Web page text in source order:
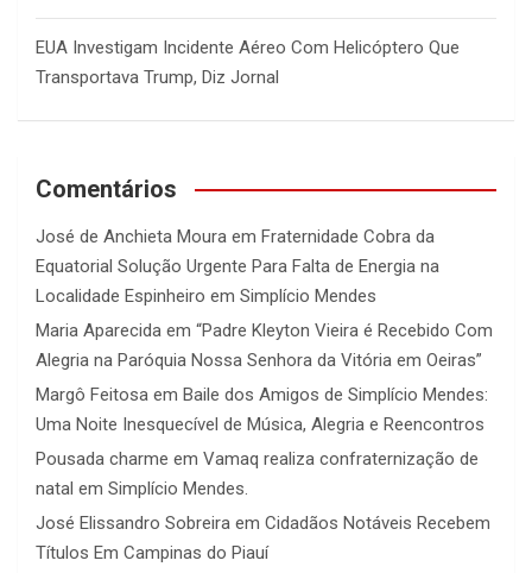
EUA Investigam Incidente Aéreo Com Helicóptero Que
Transportava Trump, Diz Jornal
Comentários
José de Anchieta Moura em Fraternidade Cobra da
Equatorial Solução Urgente Para Falta de Energia na
Localidade Espinheiro em Simplício Mendes
Maria Aparecida em “Padre Kleyton Vieira é Recebido Com
Alegria na Paróquia Nossa Senhora da Vitória em Oeiras”
Margô Feitosa em Baile dos Amigos de Simplício Mendes:
Uma Noite Inesquecível de Música, Alegria e Reencontros
Pousada charme em Vamaq realiza confraternização de
natal em Simplício Mendes.
José Elissandro Sobreira em Cidadãos Notáveis Recebem
Títulos Em Campinas do Piauí